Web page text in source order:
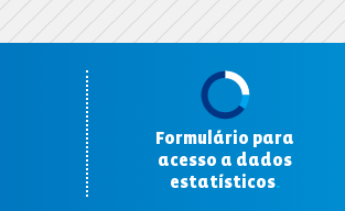
Formulário para
acesso a dados
estatísticos.